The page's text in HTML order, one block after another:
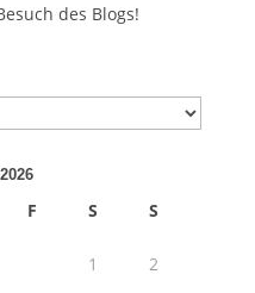
des Blogs!
F S S
1 2